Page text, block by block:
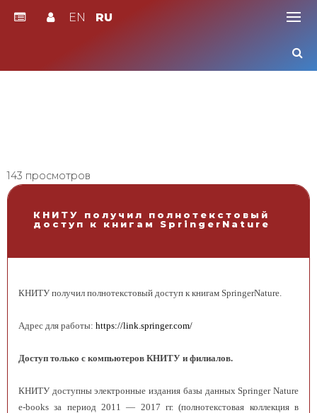
EN RU
143 просмотров
КНИТУ получил полнотекстовый
доступ к книгам SpringerNature
КНИТУ получил полнотекстовый доступ к книгам SpringerNature.
Адрес для работы: https://link.springer.com/
Доступ только с компьютеров КНИТУ и филиалов.
КНИТУ доступны электронные издания базы данных Springer Nature
e-books за период 2011 — 2017 гг. (полнотекстовая коллекция в